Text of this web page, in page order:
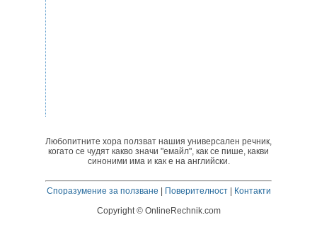
Любопитните хора ползват нашия универсален речник,
когато се чудят какво значи "емайл", как се пише, какви
синоними има и как е на английски.
Споразумение за ползване Поверителност|
Контакти
Copyright © OnlineRechnik.com